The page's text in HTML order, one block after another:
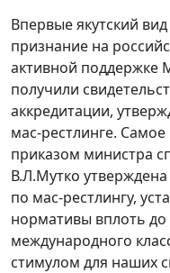
Впервые якутский
признание на
активной поддержке
получили
аккредитации,
мас-рестлинге. Самое
приказом министра
В.Л.Мутко
по мас-рестлингу,
нормативы вплоть до
международного
стимулом для наших